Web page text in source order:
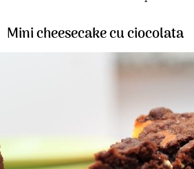
Mini cheesecake cu ciocolata